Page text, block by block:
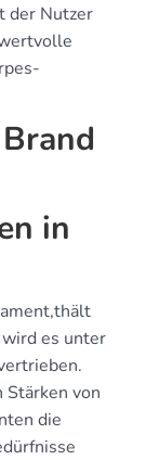
der Nutzer
in
es unter
von
die